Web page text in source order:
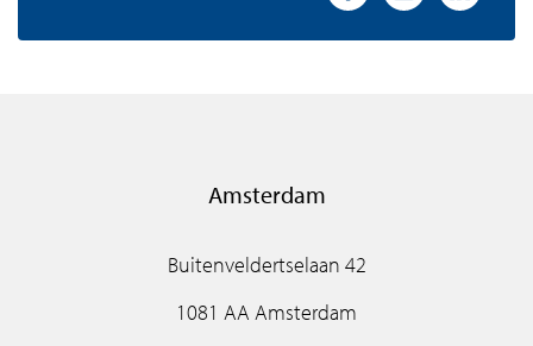
Amsterdam
Buitenveldertselaan 42
1081 AA Amsterdam